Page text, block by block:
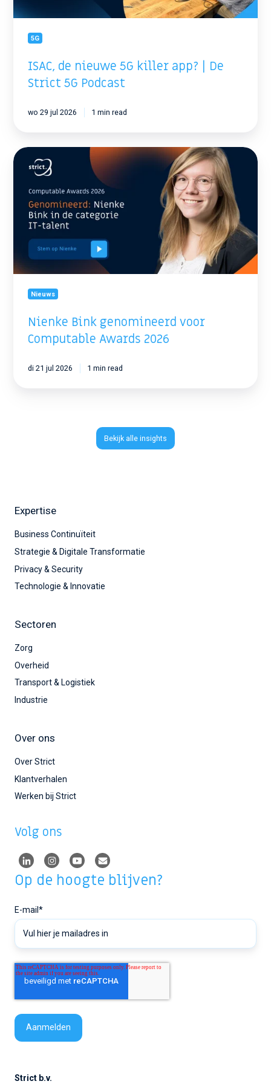
5G
5G
ISAC, de nieuwe 5G killer app? | De
Strict 5G Podcast
wo 29 jul 2026 1 min read
Nienke
Bink
genomineerd
voor
Computable
Awards
2026
Nieuws
Nienke Bink genomineerd voor
Computable Awards 2026
di 21 jul 2026 1 min read
Bekijk alle insights
Expertise
Business Continuïteit
Strategie & Digitale Transformatie
Privacy & Security
Technologie & Innovatie
Sectoren
Zorg
Overheid
Transport & Logistiek
Industrie
Over ons
Over Strict
Klantverhalen
Werken bij Strict
Volg ons
Op de hoogte blijven?
E-mail *
Strict b.v.